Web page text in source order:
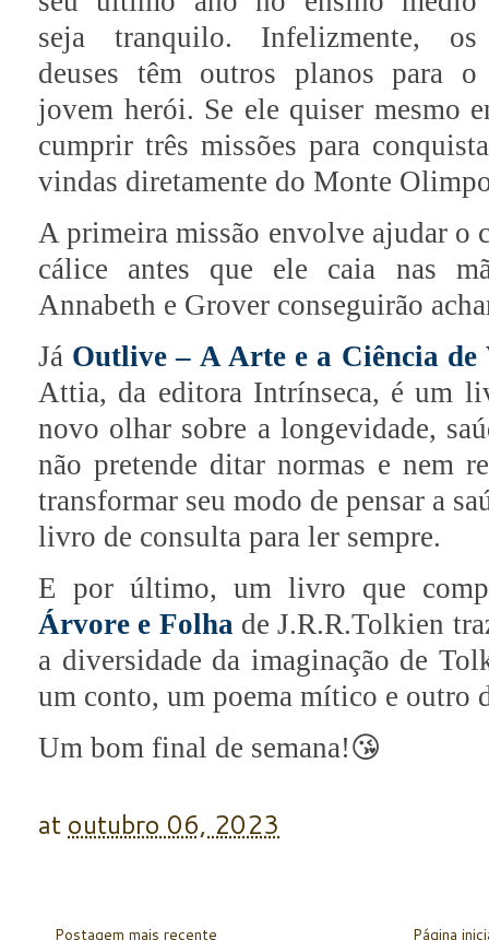
seja tranquilo. Infelizmente, os
deuses têm outros planos para o
jovem herói. Se ele quiser mesmo
cumprir três missões para
vindas diretamente do Monte
A primeira missão envolve ajudar o
cálice antes que ele caia nas
Annabeth e Grover conseguirão
Já Outlive – A Arte e a Ciência
Attia, da editora Intrínseca, é um
novo olhar sobre a longevidade,
não pretende ditar normas e nem
transformar seu modo de pensar a
livro de consulta para ler sempre.
E por último, um livro que
Árvore e Folha de J.R.R.Tolkien
a diversidade da imaginação de
um conto, um poema mítico e outro
Um bom final de semana!😘
at outubro 06, 2023
Postagem mais recente Página